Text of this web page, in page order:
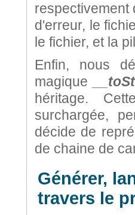
respectivement
d'erreur, le
le fichier, et la
Enfin, nous
magique
héritage.
surchargée,
décide de
de chaine de
Générer,
travers le